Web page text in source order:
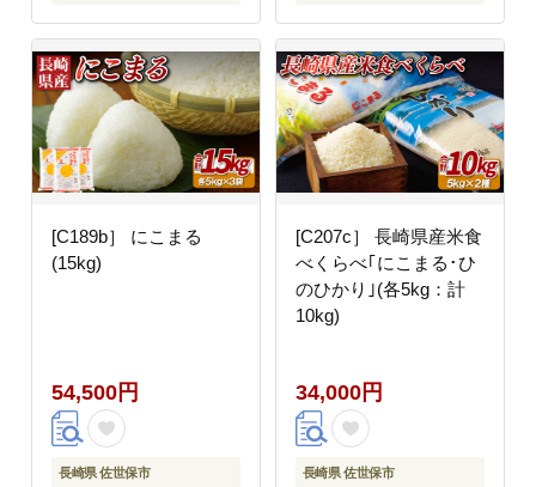
[C189b］ にこまる
(15kg)
54,500円
長崎県 佐世保市
[C207c］ 長崎県産米食
べくらべ｢にこまる･ひ
のひかり｣(各5kg：計
10kg)
34,000円
長崎県 佐世保市